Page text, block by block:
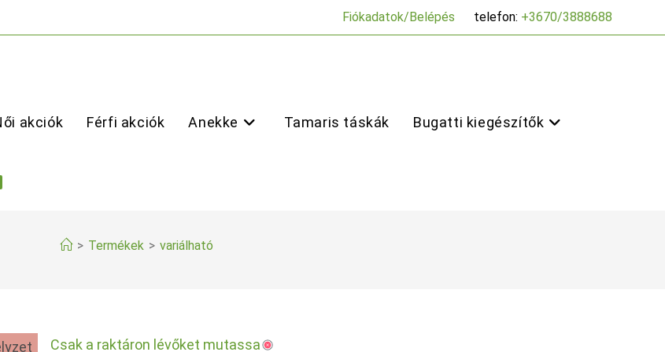
Fiókadatok/Belépés telefon: +3670/3888688
akciók Férfi akciók Anekke Tamaris táskák Bugatti kiegészítők
> Termékek > variálható
Csak a raktáron lévőket mutassa